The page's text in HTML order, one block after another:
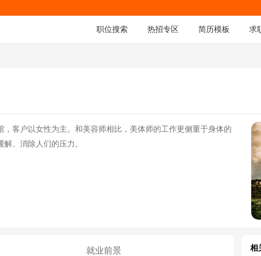
职位搜索 热招专区 简历模板 求
，客户以女性为主。和美容师相比，美体师的工作更侧重于身体的
、消除人们的压力。
就业前景 相